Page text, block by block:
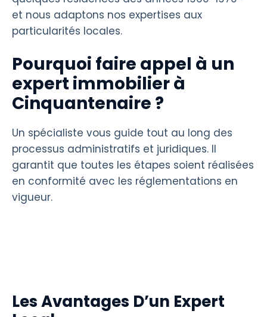
et nous adaptons nos expertises aux
particularités locales.
Pourquoi faire appel à un
expert immobilier à
Cinquantenaire ?
Un spécialiste vous guide tout au long des
processus administratifs et juridiques. Il
garantit que toutes les étapes soient réalisées
en conformité avec les réglementations en
vigueur.
Les Avantages D’un Expert